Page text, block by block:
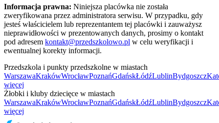
Informacja prawna: Niniejsza placówka nie została
zweryfikowana przez administratora serwisu. W przypadku, gdy
jesteś właścicielem lub reprezentantem tej placówki i zauważysz
nieprawidłowości w prezentowanych danych, prosimy o kontakt
pod adresem kontakt@przedszkolowo.pl w celu weryfikacji i
ewentualnej korekty informacji.
Przedszkola i punkty przedszkolne w miastach
WarszawaKrakówWrocławPoznańGdańskŁódźLublinBydgoszcz
więcej
Żłobki i kluby dziecięce w miastach
WarszawaKrakówWrocławPoznańGdańskŁódźLublinBydgoszcz
więcej